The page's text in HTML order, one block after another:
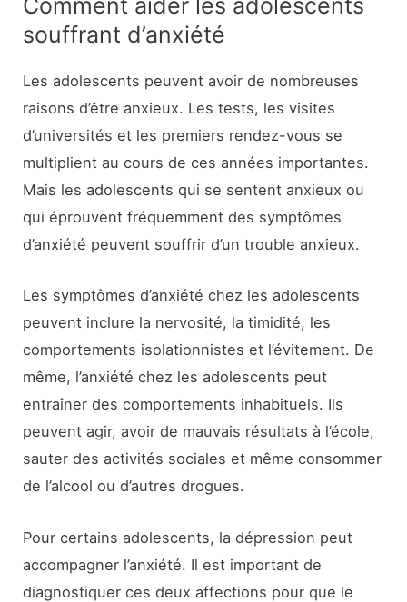
Comment aider les adolescents
souffrant d’anxiété
Les adolescents peuvent avoir de nombreuses
raisons d’être anxieux. Les tests, les visites
d’universités et les premiers rendez-vous se
multiplient au cours de ces années importantes.
Mais les adolescents qui se sentent anxieux ou
qui éprouvent fréquemment des symptômes
d’anxiété peuvent souffrir d’un trouble anxieux.
Les symptômes d’anxiété chez les adolescents
peuvent inclure la nervosité, la timidité, les
comportements isolationnistes et l’évitement. De
même, l’anxiété chez les adolescents peut
entraîner des comportements inhabituels. Ils
peuvent agir, avoir de mauvais résultats à l’école,
sauter des activités sociales et même consommer
de l’alcool ou d’autres drogues.
Pour certains adolescents, la dépression peut
accompagner l’anxiété. Il est important de
diagnostiquer ces deux affections pour que le